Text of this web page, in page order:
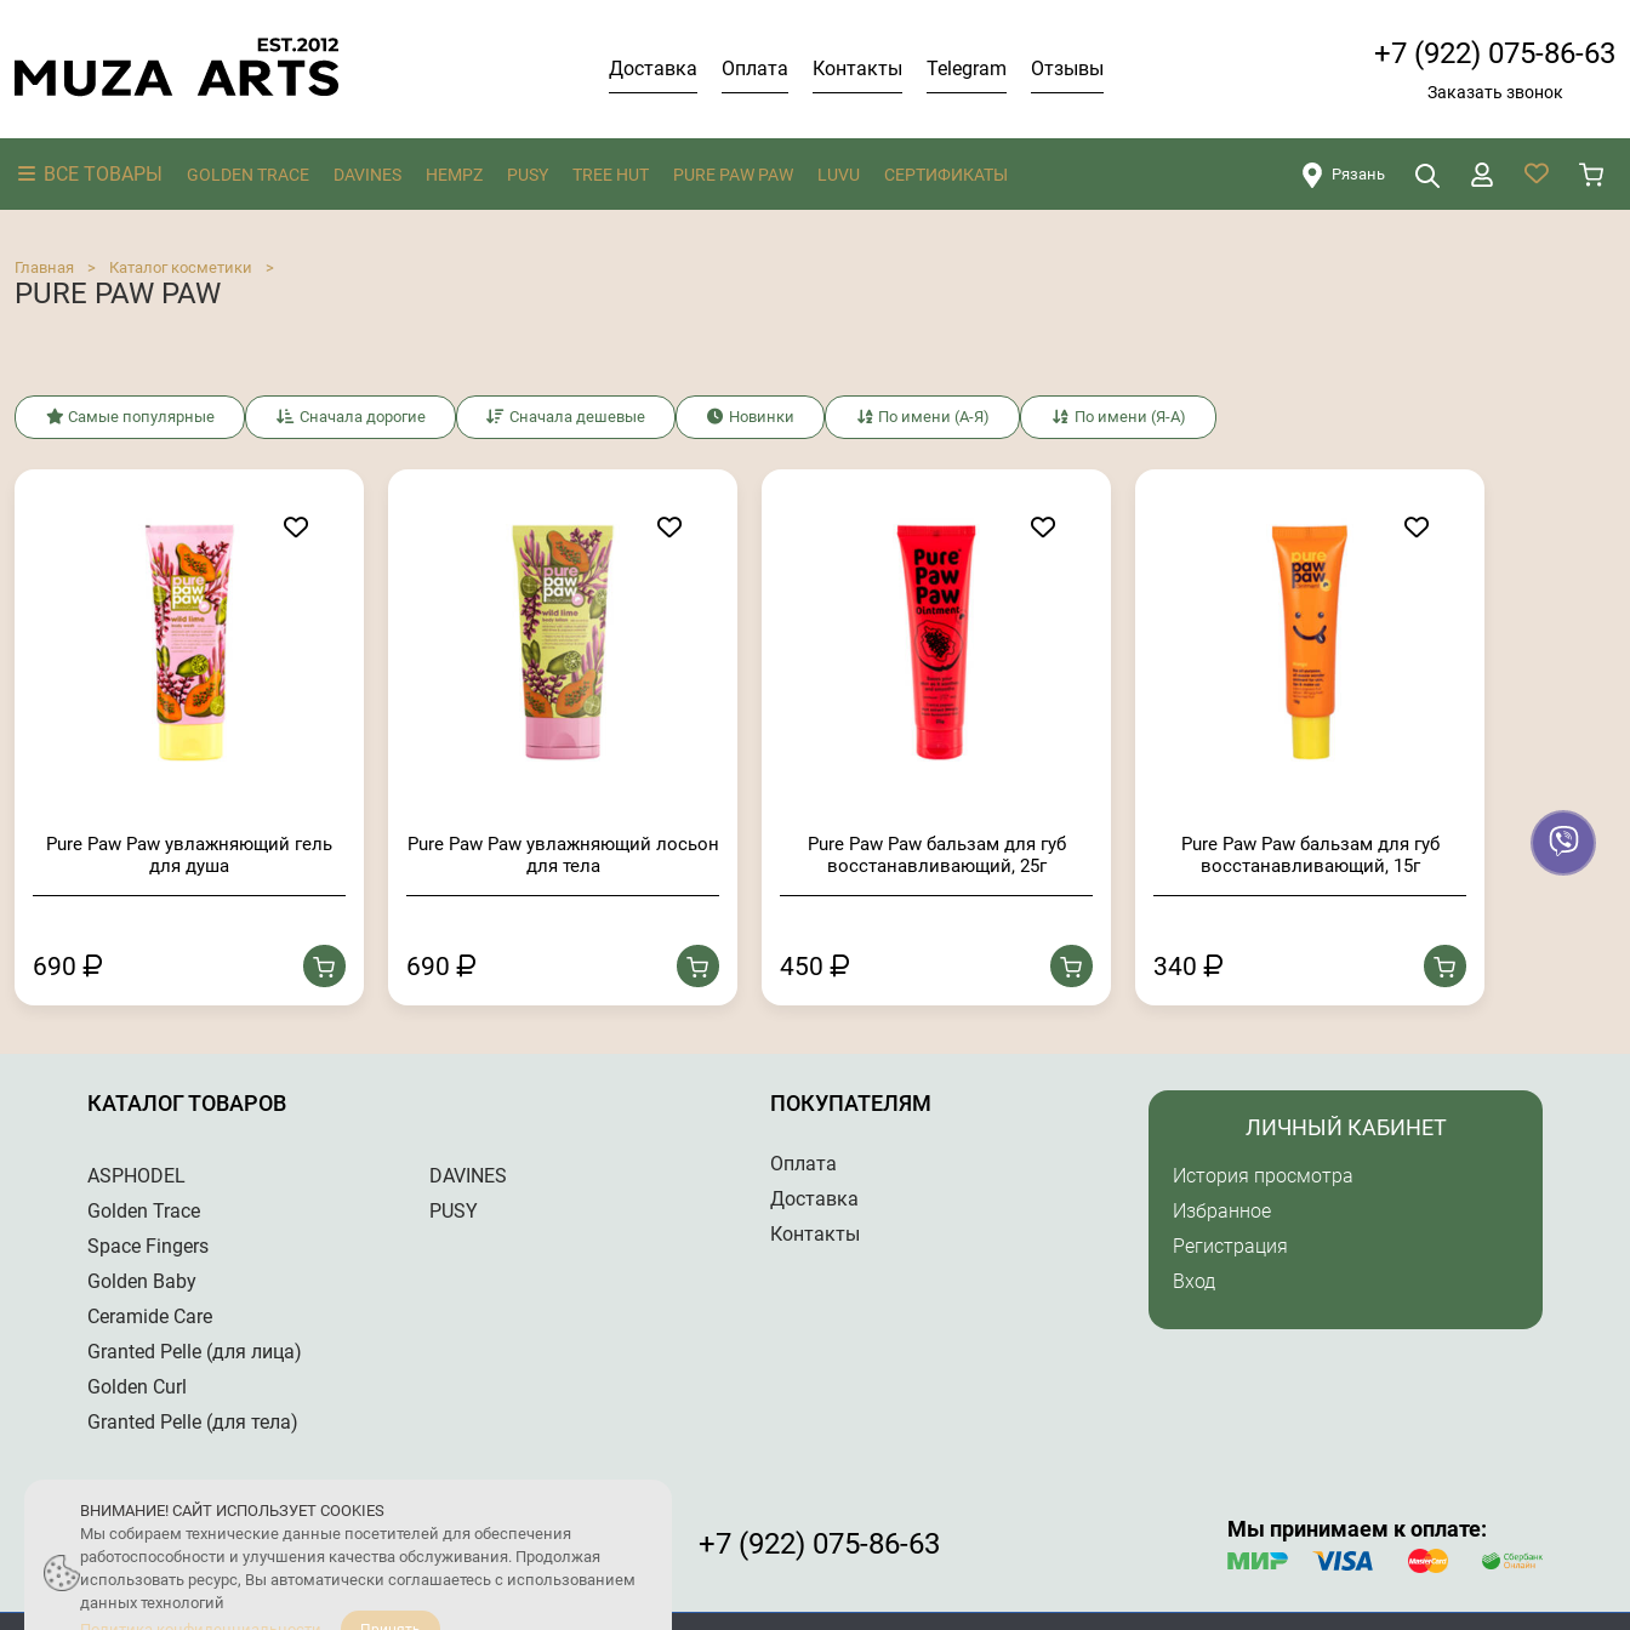
Доставка Оплата Контакты Telegram Отзывы +7 (922) 075-86-63
Заказать звонок
ВСЕ ТОВАРЫ GOLDEN TRACE DAVINES HEMPZ PUSY TREE HUT PURE PAW PAW LUVU СЕРТИФИКАТЫ Рязань
Ищем:
Главная > Каталог косметики >
PURE PAW PAW
Самые популярные Сначала дорогие Сначала дешевые Новинки По имени (А-Я) По имени (Я-А)
Pure Paw Paw увлажняющий гель
для душа
690
Pure Paw Paw увлажняющий лосьон
для тела
690
Pure Paw Paw бальзам для губ
восстанавливающий, 25г
450
Pure Paw Paw бальзам для губ
восстанавливающий, 15г
340
КАТАЛОГ ТОВАРОВ
ASPHODEL
Golden Trace
Space Fingers
Golden Baby
Ceramide Care
Granted Pelle (для лица)
Golden Curl
Granted Pelle (для тела)
DAVINES
PUSY
ПОКУПАТЕЛЯМ
Оплата
Доставка
Контакты
ЛИЧНЫЙ КАБИНЕТ
История просмотра
Избранное
Регистрация
Вход
+7 (922) 075-86-63 Мы принимаем к оплате:
ВНИМАНИЕ! САЙТ ИСПОЛЬЗУЕТ COOKIES
Мы собираем технические данные посетителей для обеспечения
работоспособности и улучшения качества обслуживания. Продолжая
использовать ресурс, Вы автоматически соглашаетесь с использованием
данных технологий